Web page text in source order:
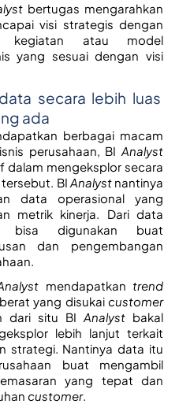
visi strategis dengan
kegiatan atau model
yang sesuai dengan visi
secara lebih luas
ada
berbagai macam
perusahaan, BI
dalam mengeksplor secara
BI Analyst nantinya
data operasional yang
metrik kinerja. Dari data
bisa digunakan buat
dan pengembangan
mendapatkan
yang disukai
customer
dari situ BI Analyst bakal
lebih lanjut terkait
strategi. Nantinya data itu
buat mengambil
yang tepat dan
customer.